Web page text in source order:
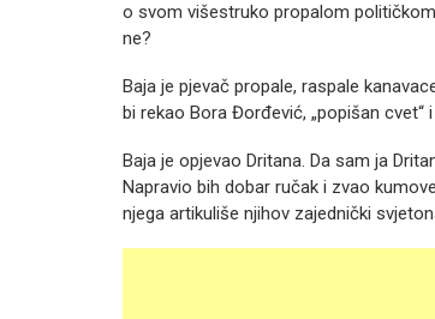
o svom višestruko propalom
ne?
Baja je pjevač propale, raspale
bi rekao Bora Đorđević, „popišan cvet“
Baja je opjevao Dritana. Da sam ja
Napravio bih dobar ručak i zvao
njega artikuliše njihov zajednički